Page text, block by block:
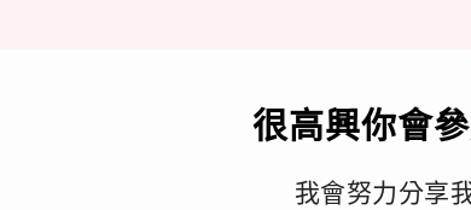
很高興你會
我會努力分享